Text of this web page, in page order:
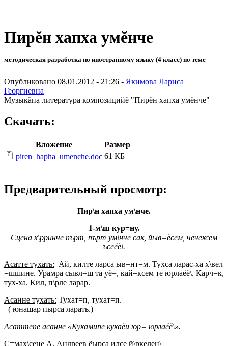
Пирĕн хапха умĕнче
методическая разработка по иностранному языку (4 класс) по теме
Опубликовано 08.01.2012 - 21:26 - Якимова Лариса
Георгиевна
Музыкăпа литература композицийĕ "Пирĕн хапха умĕнче"
Скачать:
Вложение
Размер
piren_hapha_umenche.doc 61 КБ
Предварительный просмотр:
Пир\н хапха ум\нче.
1-м\ш кур=ну.
Сцена х\рринче пърт, пърт ум\нче сак, йыв=ёсем, чечексем
ъсеёё\.
Асатте тухать: Ай, килте ларса ыв=нт=м. Тухса ларас-ха х\вел
=шшине. Урамра сывл=ш та уё=, кай=ксем те юрлаёё\. Карч=к,
тух-ха. Кил, п\рле ларар.
Асанне тухать: Тухат=п, тухат=п.
( юнашар пырса ларать.)
Асаттепе асанне «Кукамипе кукаёи юр= юрлаёё\».
С=мах\сене А. Андреев ёырса илсе й\ркелен\